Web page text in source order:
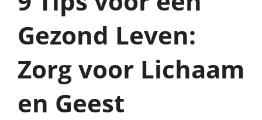
Gezond Leven:
Zorg voor Lichaam
en Geest